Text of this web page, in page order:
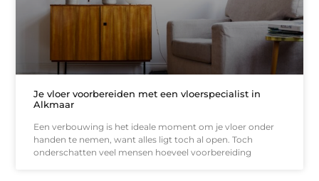
Je vloer voorbereiden met een vloerspecialist in
Alkmaar
Een verbouwing is het ideale moment om je vloer onder
handen te nemen, want alles ligt toch al open. Toch
onderschatten veel mensen hoeveel voorbereiding